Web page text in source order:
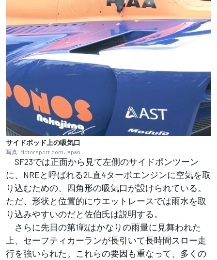
サイドポッド上の吸気口
写真: Motorsport.com Japan
SF23では正面から見て左側のサイドポンツーン
に、NREと呼ばれる2L直4ターボエンジンに空気を取
り込むための、四角形の吸気口が設けられている。
ただ、形状と位置的にウエットレースでは雨水を取
り込みやすいのだと佐伯氏は説明する。
さらに先日の第1戦はかなりの雨量に見舞われた
上、セーフティカーランが長引いて長時間スロー走
行を強いられた。これらの要因も重なって、多くの